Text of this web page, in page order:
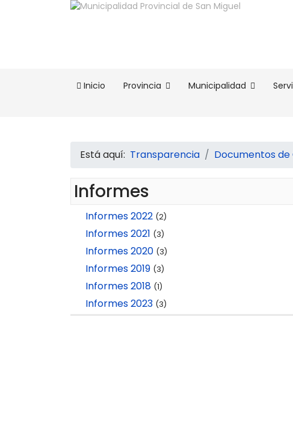
Inicio Provincia Municipalidad
Está aquí: Transparencia Documentos de
Informes
Informes 2022 (2)
Informes 2021 (3)
Informes 2020 (3)
Informes 2019 (3)
Informes 2018 (1)
Informes 2023 (3)